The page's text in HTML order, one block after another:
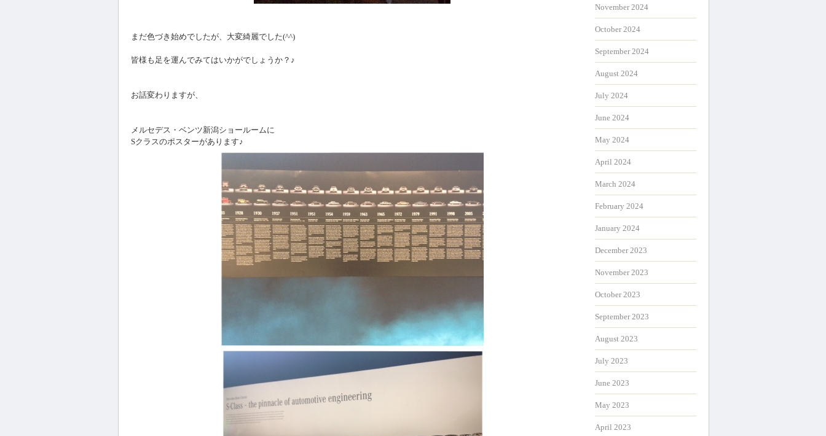
まだ色づき始めでしたが、大変綺麗でした(^^)
皆様も足を運んでみてはいかがでしょうか？♪
お話変わりますが、
メルセデス・ベンツ新潟ショールームに
Sクラスのポスターがあります♪
November 2024
October 2024
September 2024
August 2024
July 2024
June 2024
May 2024
April 2024
March 2024
February 2024
January 2024
December 2023
November 2023
October 2023
September 2023
August 2023
July 2023
June 2023
May 2023
April 2023